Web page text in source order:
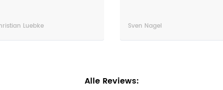
Sven Nagel
Alle Reviews: